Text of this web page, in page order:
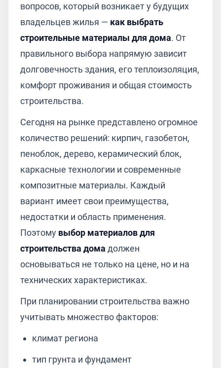
вопросов, который возникает у будущих
владельцев жилья — как выбрать
строительные материалы для дома. От
правильного выбора напрямую зависит
долговечность здания, его теплоизоляция,
комфорт проживания и общая стоимость
строительства.
Сегодня на рынке представлено огромное
количество решений: кирпич, газобетон,
пеноблок, дерево, керамический блок,
каркасные технологии и современные
композитные материалы. Каждый
вариант имеет свои преимущества,
недостатки и область применения.
Поэтому выбор материалов для
строительства дома должен
основываться не только на цене, но и на
технических характеристиках.
При планировании строительства важно
учитывать множество факторов:
климат региона
тип грунта и фундамент